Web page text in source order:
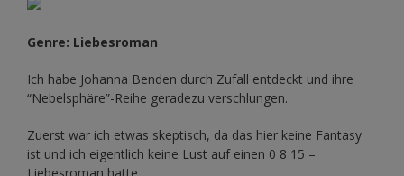
Genre: Liebesroman
Ich habe Johanna Benden durch Zufall entdeckt und ihre
“Nebelsphäre”-Reihe geradezu verschlungen.
Zuerst war ich etwas skeptisch, da das hier keine Fantasy
ist und ich eigentlich keine Lust auf einen 0 8 15 –